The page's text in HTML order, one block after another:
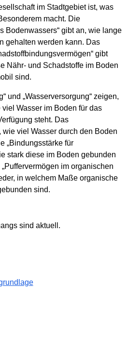
im Stadtgebiet ist, was
macht. Die
Bodenwassers“ gibt an, wie lange
gehalten werden kann. Das
gibt
Nähr- und Schadstoffe im Boden
sind.
und „Wasserversorgung“ zeigen,
Wasser im Boden für das
steht. Das
wie viel Wasser durch den Boden
„Bindungsstärke für
stark diese im Boden gebunden
im organischen
in welchem Maße organische
sind.
sind aktuell.